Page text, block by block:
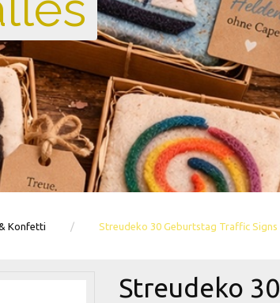
Zahlen
Konfetti Streudeko 30 Geburtstag Traffic Signs
Streudeko 30